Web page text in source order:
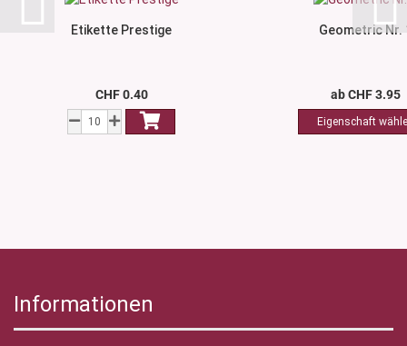
Etikette Prestige
CHF 0.40
Geometric Nr.
ab CHF 3.95
Informationen